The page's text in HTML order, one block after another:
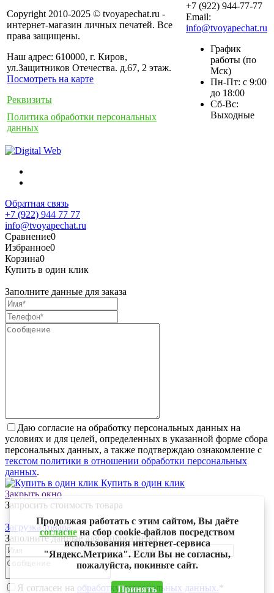
Copyright 2010-2025 © tvoyapechat.ru -
интернет-магазин личных печатей. Все
права защищены.
Наш адрес: 610000, г. Киров,
ул.Защитников Отечества. д.67, 2 этаж.
Посмотреть на карте
Реквизиты
Политика обработки персональных
данных
+7 (922) 944-77-77
Email:
info@tvoyapechat.ru
График
работы (по
Мск)
Пн-Пт: с 9:00
до 18:00
Сб-Вс:
Выходные
Обратная связь
+7 (922) 944 77 77
info@tvoyapechat.ru
Сравнение0
Избранное0
Корзина0
Купить в один клик
Заполните данные для заказа
Даю согласие на обработку персональных данных на
условиях и для целей, определенных в указанной форме сбора
персональных данных, а также подтверждаю ознакомление с
текстом политики в отношении обработки персональных
данных.
Купить в один клик
Закрыть окно
Запросить стоимость товара
Загрузка товара
Заполните данные для запроса цены
Я согласен на обработку персональных данных.*
Продолжая работать с этим сайтом, Вы даёте
согласиена сбор cookie-файлов посредством
использования интернет-сервиса
"Яндекс.Метрика". Если Вы не согласны,
пожалуйста, покиньте сайт.
Принять